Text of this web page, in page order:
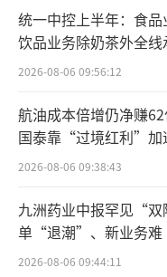
素喜智研高
一”假期支付数
数、交易金额
时，在对外开放
之下，跨境支付
一”小长假旺盛
一方面也体现出
础之上，支付工
力带动了消费增长。
统一中控上半年：食品
饮品业务除奶茶外全线
2026-08-06 09:56:12
航油成本倍增仍净赚
国泰靠“过境红利”加
2026-08-06 09:38:43
九洲药业中报罕见“
单“退潮”、新业务
难关待闯
2026-08-06 09:44:11